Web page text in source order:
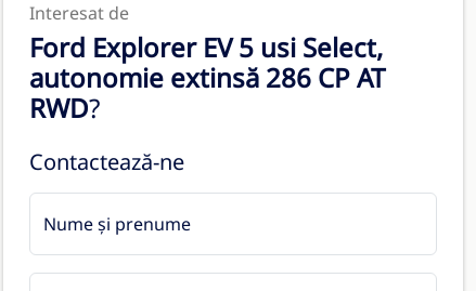
Interesat de
Ford Explorer EV 5 usi Select,
autonomie extinsă 286 CP AT
RWD?
Contactează-ne
Nume și prenume